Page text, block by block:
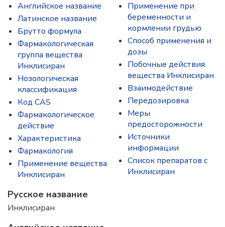
Английское название
Латинское название
Брутто формула
Фармакологическая
группа вещества
Инклисиран
Нозологическая
классификация
Код CAS
Фармакологическое
действие
Характеристика
Фармакология
Применение вещества
Инклисиран
Применение при
беременности и
кормлении грудью
Способ применения и
дозы
Побочные действия
вещества Инклисиран
Взаимодействие
Передозировка
Меры
предосторожности
Источники
информации
Список препаратов с
Инклисиран
Русское название
Инклисиран